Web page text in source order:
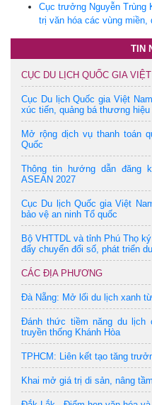
Cục trưởng Nguyễn Trùng
trị văn hóa các vùng miền,
TIN
CỤC DU LỊCH QUỐC GIA
Cục Du lịch Quốc gia Việt
xúc tiến, quảng bá thương
Mở rộng dịch vụ thanh toán
Quốc
Thông tin hướng dẫn đăng
ASEAN 2027
Cục Du lịch Quốc gia Việt
bảo vệ an ninh Tổ quốc
Bộ VHTTDL và tỉnh Phú Thọ
đẩy chuyển đổi số, phát triển
CÁC ĐỊA PHƯƠNG
Đà Nẵng: Mở lối du lịch xanh
Đánh thức tiềm năng du lịch
truyền thống Khánh Hòa
TPHCM: Liên kết tạo tăng
Khai mở giá trị di sản, nâng